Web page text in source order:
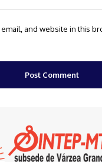
email, and website in this